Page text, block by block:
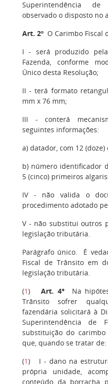
Superintendência de
observado o disposto no
Art. 2º O Carimbo Fiscal
I - será produzido
Fazenda, conforme
Único desta Resolução;
II - terá formato
mm x 76 mm;
III - conterá
seguintes informações:
a) datador, com 12
b) número identificador
5 (cinco) primeiros
IV - não valida o
procedimento adotado
V - não substitui outros
legislação tributária.
Parágrafo único. É
Fiscal de Trânsito em
legislação tributária.
(1)Art. 4°Na
Trânsito sofrer
fazendária solicitará à
Superintendência de
substituição do carimbo
que, quando se tratar de:
(1) I - dano na
própria unidade,
conteúdo da borracha